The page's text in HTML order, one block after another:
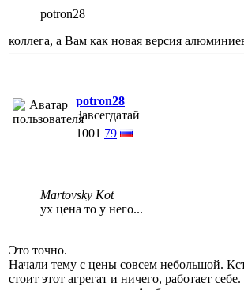
potron28
коллега, а Вам как новая версия
potron28
Завсегдатай
1001 79
Martovsky Kot
ух цена то у него...
Это точно.
Начали тему с цены совсем небольшой.
стоит этот агрегат и ничего, работает